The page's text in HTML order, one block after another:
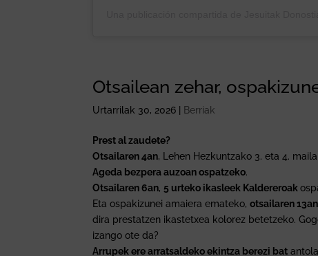
Otsailean zehar,
Urtarrilak 30, 2026 Berriak
Prest al zaudete?
Otsailaren 4an, Lehen Hezkuntzako 3. eta 4.
Ageda bezpera auzoan ospatzeko.
Otsailaren 6an, 5 urteko ikasleek Kaldereroak
Eta ospakizunei amaiera emateko,otsailaren
dira prestatzen ikastetxea kolorez betetzeko.
izango ote da?
Arrupek ere arratsaldeko ekintza berezi bat